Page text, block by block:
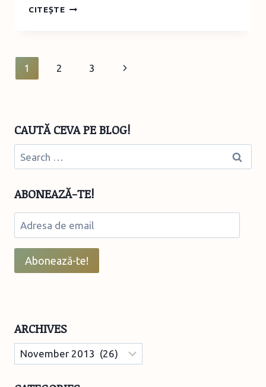
CITEȘTEREDUCERI/NOUTĂŢI/MINUNĂŢII
Page
1 2 3
Next
CAUTĂ CEVA PE BLOG!
Search
for:
ABONEAZĂ-TE!
Adresa
de
email
Abonează-te!
ARCHIVES
Archives